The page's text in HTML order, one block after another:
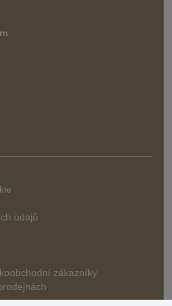
údajů
zákazníky